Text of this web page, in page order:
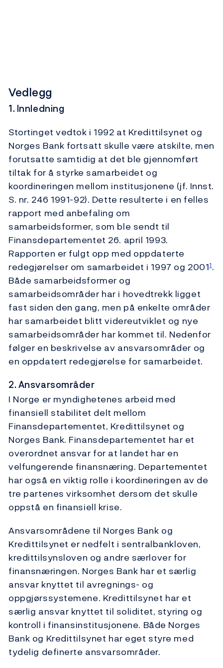
Vedlegg
1. Innledning
Stortinget vedtok i 1992 at Kredittilsynet og
Norges Bank fortsatt skulle være atskilte, men
forutsatte samtidig at det ble gjennomført
tiltak for å styrke samarbeidet og
koordineringen mellom institusjonene (jf. Innst.
S. nr. 246 1991-92). Dette resulterte i en felles
rapport med anbefaling om
samarbeidsformer, som ble sendt til
Finansdepartementet 26. april 1993.
Rapporten er fulgt opp med oppdaterte
redegjørelser om samarbeidet i 1997 og 20011.
Både samarbeidsformer og
samarbeidsområder har i hovedtrekk ligget
fast siden den gang, men på enkelte områder
har samarbeidet blitt videreutviklet og nye
samarbeidsområder har kommet til. Nedenfor
følger en beskrivelse av ansvarsområder og
en oppdatert redegjørelse for samarbeidet.
2. Ansvarsområder
I Norge er myndighetenes arbeid med
finansiell stabilitet delt mellom
Finansdepartementet, Kredittilsynet og
Norges Bank. Finansdepartementet har et
overordnet ansvar for at landet har en
velfungerende finansnæring. Departementet
har også en viktig rolle i koordineringen av de
tre partenes virksomhet dersom det skulle
oppstå en finansiell krise.
Ansvarsområdene til Norges Bank og
Kredittilsynet er nedfelt i sentralbankloven,
kredittilsynsloven og andre særlover for
finansnæringen. Norges Bank har et særlig
ansvar knyttet til avregnings- og
oppgjørssystemene. Kredittilsynet har et
særlig ansvar knyttet til soliditet, styring og
kontroll i finansinstitusjonene. Både Norges
Bank og Kredittilsynet har eget styre med
tydelig definerte ansvarsområder.